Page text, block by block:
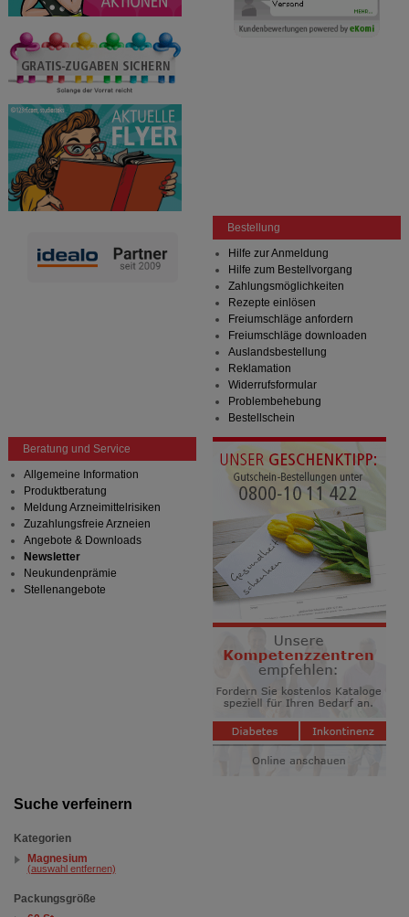
Suche verfeinern
Kategorien
Magnesium
(auswahl entfernen)
Packungsgröße
Bestellung
Hilfe zur Anmeldung
Hilfe zum Bestellvorgang
Zahlungsmöglichkeiten
Rezepte einlösen
Freiumschläge anfordern
Freiumschläge downloaden
Auslandsbestellung
Reklamation
Widerrufsformular
Problembehebung
Bestellschein
Beratung und Service
Allgemeine Information
Produktberatung
Meldung Arzneimittelrisiken
Zuzahlungsfreie Arzneien
Angebote & Downloads
Newsletter
Neukundenprämie
Stellenangebote